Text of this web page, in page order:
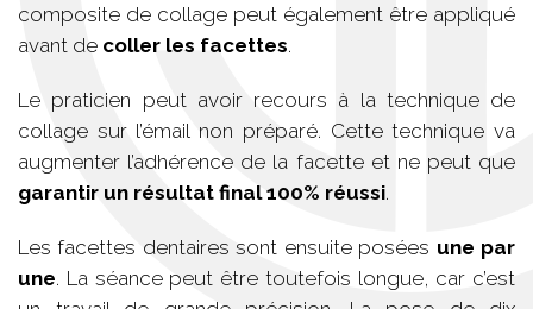
composite de collage peut également être appliqué
avant de coller les facettes.
Le praticien peut avoir recours à la technique de
collage sur l’émail non préparé. Cette technique va
augmenter l’adhérence de la facette et ne peut que
garantir un résultat final 100% réussi.
Les facettes dentaires sont ensuite posées une par
une. La séance peut être toutefois longue, car c’est